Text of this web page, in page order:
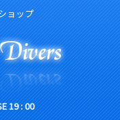
ョップ
19 : 00